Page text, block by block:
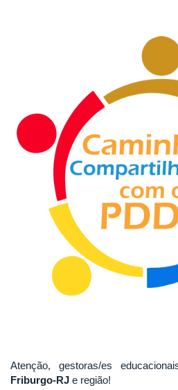
Atenção, gestoras/es
Friburgo-RJ e região!